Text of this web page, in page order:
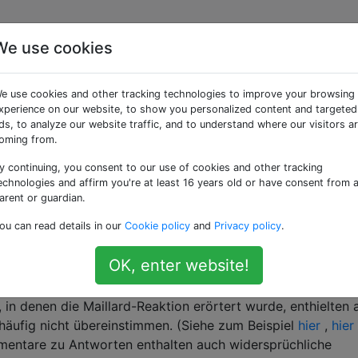
tritt die
unter denen die Maillard-Reaktion ablaufen kann,
zu geben. Kochprofis bezeichnen alle Arten
gesehen, die sagen, 350 ° F (175 ° C), 310 ° F
° F) Die Mindesttemperatur beträgt 110 ° C (230 ° F)
F). Viele Quellen sagen, dass es in Gegenwart von
in denen die Maillard-Reaktion erörtert wurde, enthielten
nicht übereinstimmen. (Siehe zum Beispiel hier , hier
zu Antworten enthalten auch widersprüchliche
use cookies
use cookies and other tracking technologies to improve your browsing
on our website, to show you personalized content and targeted
to analyze our website traffic, and to understand where our visitors
from.
continuing, you consent to our use of cookies and other tracking
and affirm you're at least 16 years old or have consent from a
or guardian.
can read details in our Cookie policy and Privacy policy.
OK, enter website!